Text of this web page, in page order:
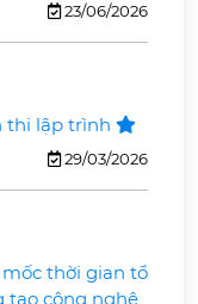
23/06/2026
thi lập trình
29/03/2026
mốc thời gian tổ
tạo công nghệ